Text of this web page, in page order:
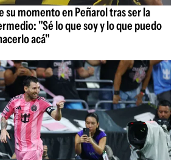
su momento en Peñarol tras ser la
"Sé lo que soy y lo que puedo
acá"